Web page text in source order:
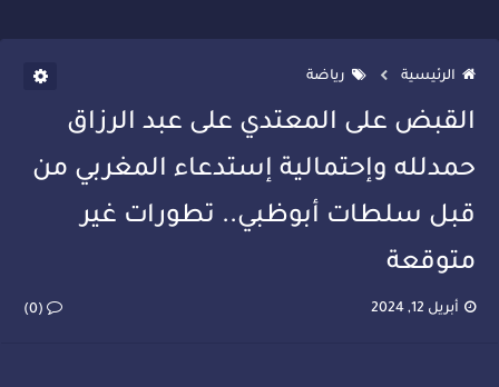
الرئيسية رياضة
القبض على المعتدي على عبد الرزاق
حمدلله وإحتمالية إستدعاء المغربي من
قبل سلطات أبوظبي.. تطورات غير
متوقعة
أبريل 12, 2024 (0)